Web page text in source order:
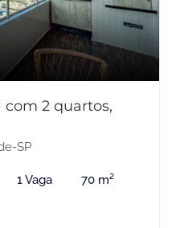
2 quartos,
SP
1 Vaga 70 m²